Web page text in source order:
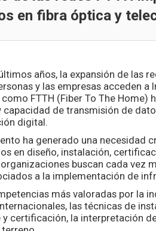
en fibra óptica y
años, la expansión de las
y las empresas acceden
FTTH (Fiber To The
capacidad de transmisión de
digital.
ha generado una necesidad
en diseño, instalación,
buscan cada vez
a la implementación de
más valoradas por la
las técnicas de
y certificación, la interpretación